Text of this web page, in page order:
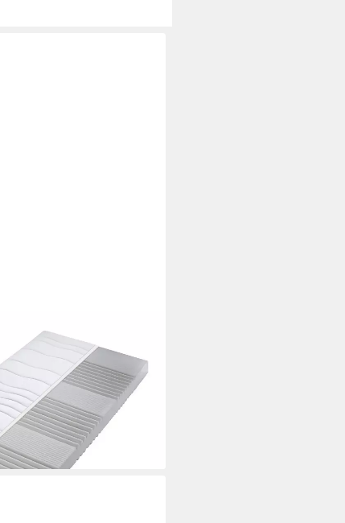
Selection MF, Matratze
Matratze in zwei